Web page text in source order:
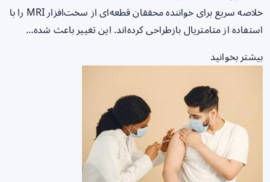
خلاصه سریع برای خواننده محققان قطعه‌ای از سخت‌افزار MRI را با
استفاده از متامتریال بازطراحی کرده‌اند. این تغییر باعث شده…
بیشتر بخوانید